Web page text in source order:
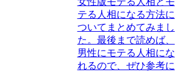
テる人相になる方法に
ついてまとめてみまし
た。最後まで読めば、
男性にモテる人相にな
れるので、ぜひ参考に